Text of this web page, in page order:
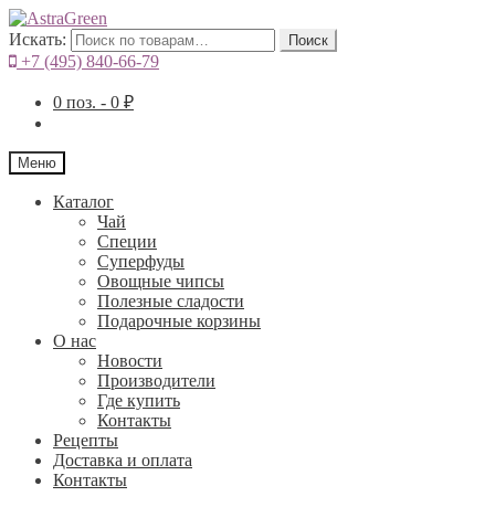
Искать: Поиск
+7 (495) 840-66-79
0 поз. - 0 ₽
Меню
Каталог
Чай
Специи
Cуперфуды
Овощные чипсы
Полезные сладости
Подарочные корзины
О нас
Новости
Производители
Где купить
Контакты
Рецепты
Доставка и оплата
Контакты